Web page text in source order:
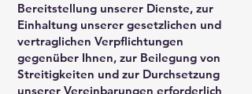
Bereitstellung unserer Dienste, zur
Einhaltung unserer gesetzlichen und
vertraglichen Verpflichtungen
gegenüber Ihnen, zur Beilegung von
Streitigkeiten und zur Durchsetzung
unserer Vereinbarungen erforderlich